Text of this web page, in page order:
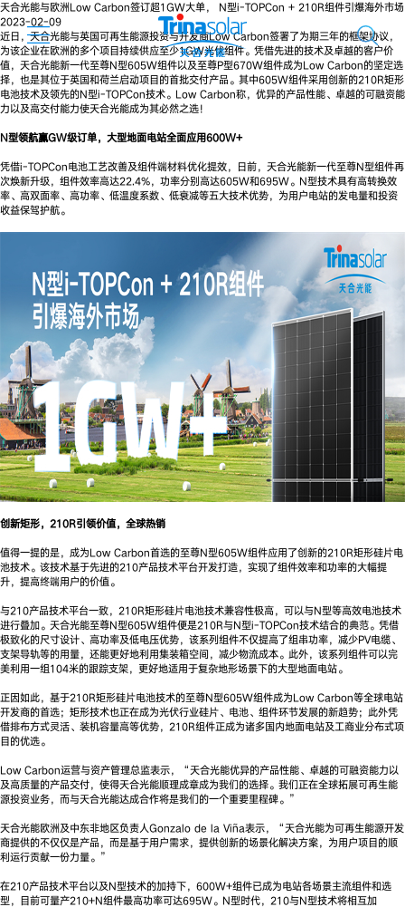
天合光能与欧洲Low Carbon签订超1GW大单， N型i-TOPCon + 210R组件引爆海外市场
2023-02-09
近日，天合光能与英国可再生能源投资与开发商Low Carbon签署了为期三年的框架协议，
为该企业在欧洲的多个项目持续供应至少1GW光伏组件。凭借先进的技术及卓越的客户价
值，天合光能新一代至尊N型605W组件以及至尊P型670W组件成为Low Carbon的坚定选
择，也是其位于英国和荷兰启动项目的首批交付产品。其中605W组件采用创新的210R矩形
电池技术及领先的N型i-TOPCon技术。Low Carbon称，优异的产品性能、卓越的可融资能
力以及高交付能力使天合光能成为其必然之选！
N型领航赢GW级订单，大型地面电站全面应用600W+
凭借i-TOPCon电池工艺改善及组件端材料优化提效，日前，天合光能新一代至尊N型组件再
次焕新升级，组件效率高达22.4%，功率分别高达605W和695W。N型技术具有高转换效
率、高双面率、高功率、低温度系数、低衰减等五大技术优势，为用户电站的发电量和投资
收益保驾护航。
创新矩形， 210R引领价值，全球热销
值得一提的是，成为Low Carbon首选的至尊N型605W组件应用了创新的210R矩形硅片电
池技术。该技术基于先进的210产品技术平台开发打造，实现了组件效率和功率的大幅提
升，提高终端用户的价值。
与210产品技术平台一致，210R矩形硅片电池技术兼容性极高，可以与N型等高效电池技术
进行叠加。天合光能至尊N型605W组件便是210R与N型i-TOPCon技术结合的典范。凭借
极致化的尺寸设计、高功率及低电压优势，该系列组件不仅提高了组串功率，减少PV电缆、
支架导轨等的用量，还能更好地利用集装箱空间，减少物流成本。此外，该系列组件可以完
美利用一组104米的跟踪支架，更好地适用于复杂地形场景下的大型地面电站。
正因如此，基于210R矩形硅片电池技术的至尊N型605W组件成为Low Carbon等全球电站
开发商的首选；矩形技术也正在成为光伏行业硅片、电池、组件环节发展的新趋势；此外凭
借排布方式灵活、装机容量高等优势，210R组件正成为诸多国内地面电站及工商业分布式项
目的优选。
Low Carbon运营与资产管理总监表示，“天合光能优异的产品性能、卓越的可融资能力以
及高质量的产品交付，使得天合光能顺理成章成为我们的选择。我们正在全球拓展可再生能
源投资业务，而与天合光能达成合作将是我们的一个重要里程碑。”
天合光能欧洲及中东非地区负责人Gonzalo de la Viña表示，“天合光能为可再生能源开发
商提供的不仅仅是产品，而是基于用户需求，提供创新的场景化解决方案，为用户项目的顺
利运行贡献一份力量。”
在210产品技术平台以及N型技术的加持下，600W+组件已成为电站各场景主流组件和选
型，目前可量产210+N组件最高功率可达695W。N型时代，210与N型技术将相互加